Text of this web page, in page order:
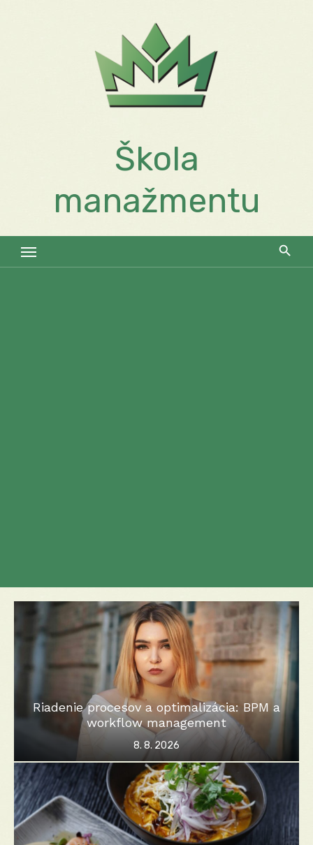
Škola
manažmentu
Riadenie procesov a optimalizácia: BPM a
workflow management
Posted
on
8. 8. 2026